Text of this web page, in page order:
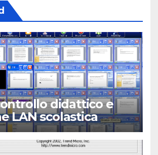
didattico e
LAN scolastica